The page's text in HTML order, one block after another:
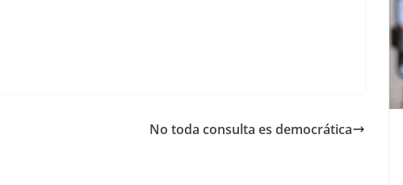
No toda consulta es democrática